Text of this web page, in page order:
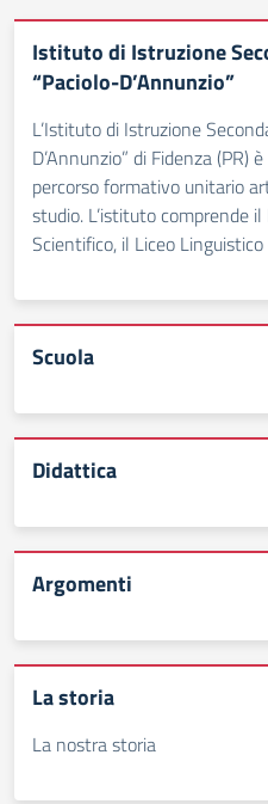
Istituto di Istruzione
“Paciolo-D’Annunzio”
L’Istituto di Istruzione
D’Annunzio” di Fidenza (PR)
percorso formativo unitario
studio. L’istituto comprende il
Scientifico, il Liceo
Scuola
Didattica
Argomenti
La storia
La nostra storia